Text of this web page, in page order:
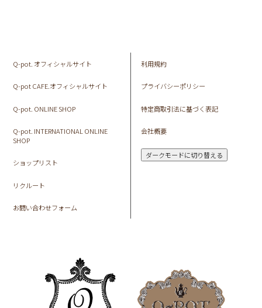
Q-pot. オフィシャルサイト
Q-pot CAFE.オフィシャルサイト
Q-pot. ONLINE SHOP
Q-pot. INTERNATIONAL ONLINE
SHOP
ショップリスト
リクルート
お問い合わせフォーム
利用規約
プライバシーポリシー
特定商取引法に基づく表記
会社概要
ダークモードに切り替える